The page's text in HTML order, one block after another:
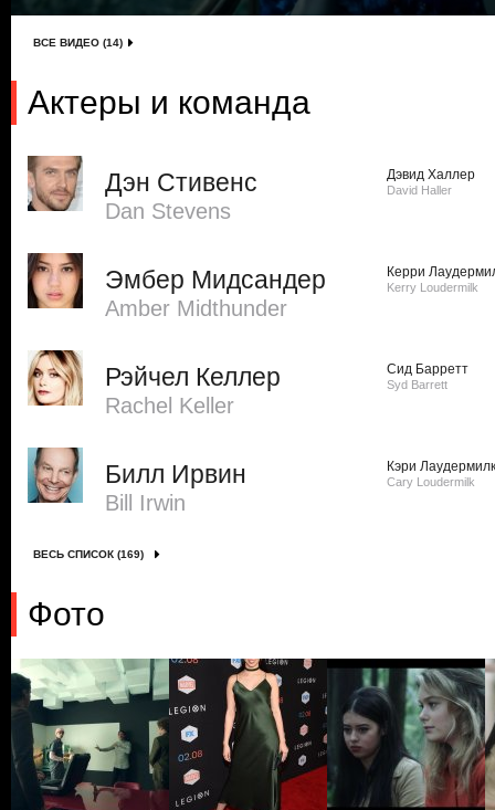
ВСЕ ВИДЕО (14)
Актеры и команда
Дэн Стивенс
Dan Stevens
Дэвид Халлер
David Haller
Эмбер Мидсандер
Amber Midthunder
Керри
Kerry Loudermilk
Рэйчел Келлер
Rachel Keller
Сид Барретт
Syd Barrett
Билл Ирвин
Bill Irwin
Кэри Лаудермилк
Cary Loudermilk
ВЕСЬ СПИСОК (169)
Фото